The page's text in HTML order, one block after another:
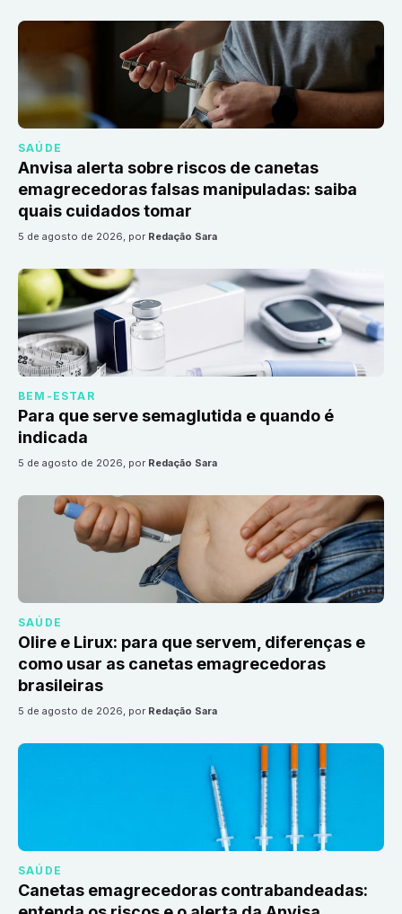
SAÚDE
Anvisa alerta sobre riscos de canetas
emagrecedoras falsas manipuladas: saiba
quais cuidados tomar
5 de agosto de 2026, por Redação Sara
BEM-ESTAR
Para que serve semaglutida e quando é
indicada
5 de agosto de 2026, por Redação Sara
SAÚDE
Olire e Lirux: para que servem, diferenças e
como usar as canetas emagrecedoras
brasileiras
5 de agosto de 2026, por Redação Sara
SAÚDE
Canetas emagrecedoras contrabandeadas: